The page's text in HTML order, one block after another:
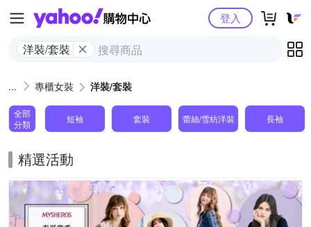
Yahoo購物中心
洋裝/套裝
登入
專櫃女裝 洋裝/套裝
全部
分類
短袖 套裝 蕾絲/雪紡洋裝 長袖
精選活動